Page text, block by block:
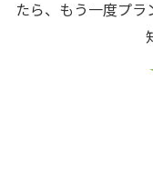
たら、もう一度プラ